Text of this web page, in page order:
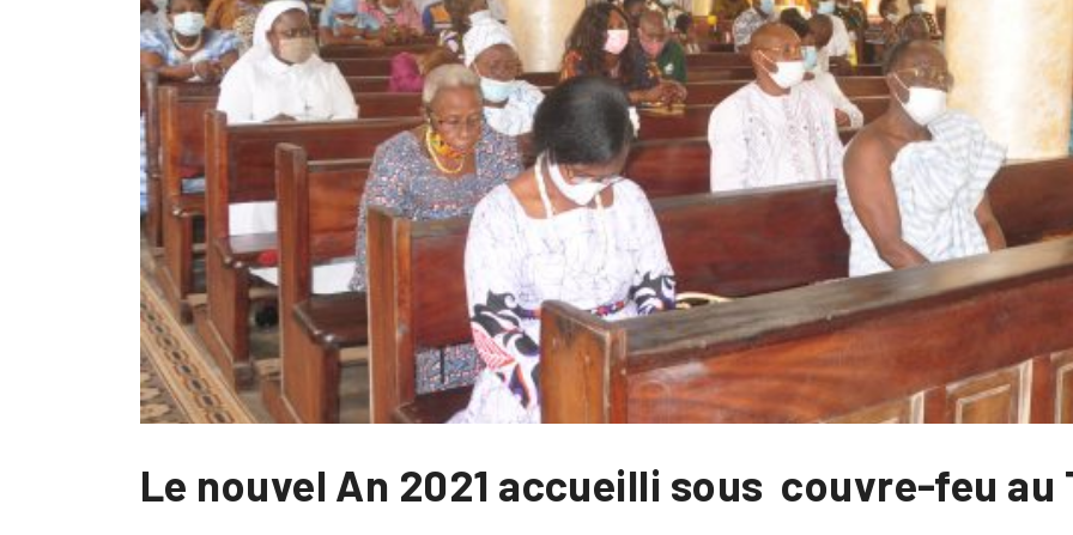
Le nouvel An 2021 accueilli sous couvre-feu au